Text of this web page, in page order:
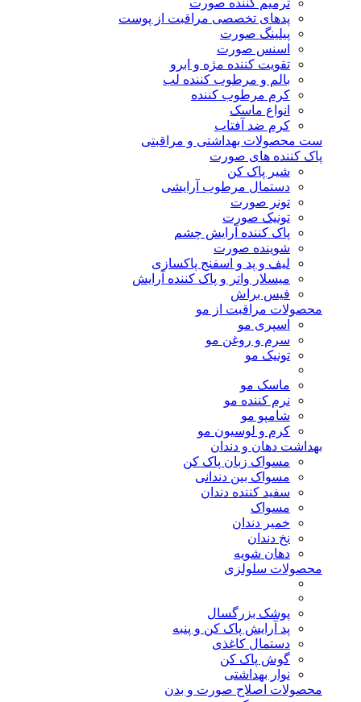
ترمیم کننده صورت
پدهای تخصصی مراقبت از پوست
پیلینگ صورت
اسنس صورت
تقویت کننده مژه و ابرو
بالم و مرطوب کننده لب
کرم مرطوب کننده
انواع ماسک
کرم ضد آفتاب
ست محصولات بهداشتی و مراقبتی
پاک کننده های صورت
شیر پاک کن
دستمال مرطوب آرایشی
تونر صورت
تونیک صورت
پاک کننده آرایش چشم
شوینده صورت
لیف و پد و اسفنج پاکسازی
میسلار واتر و پاک کننده آرایش
فیس براش
محصولات مراقبت از مو
اسپری مو
سرم و روغن مو
تونیک مو
ماسک مو
نرم کننده مو
شامپو مو
کرم و لوسیون مو
بهداشت دهان و دندان
مسواک زبان پاک کن
مسواک بین دندانی
سفید کننده دندان
مسواک
خمیر دندان
نخ دندان
دهان شویه
محصولات سلولزی
پوشک بزرگسال
پد آرایش پاک کن و پنبه
دستمال کاغذی
گوش پاک کن
نوار بهداشتی
محصولات اصلاح صورت و بدن